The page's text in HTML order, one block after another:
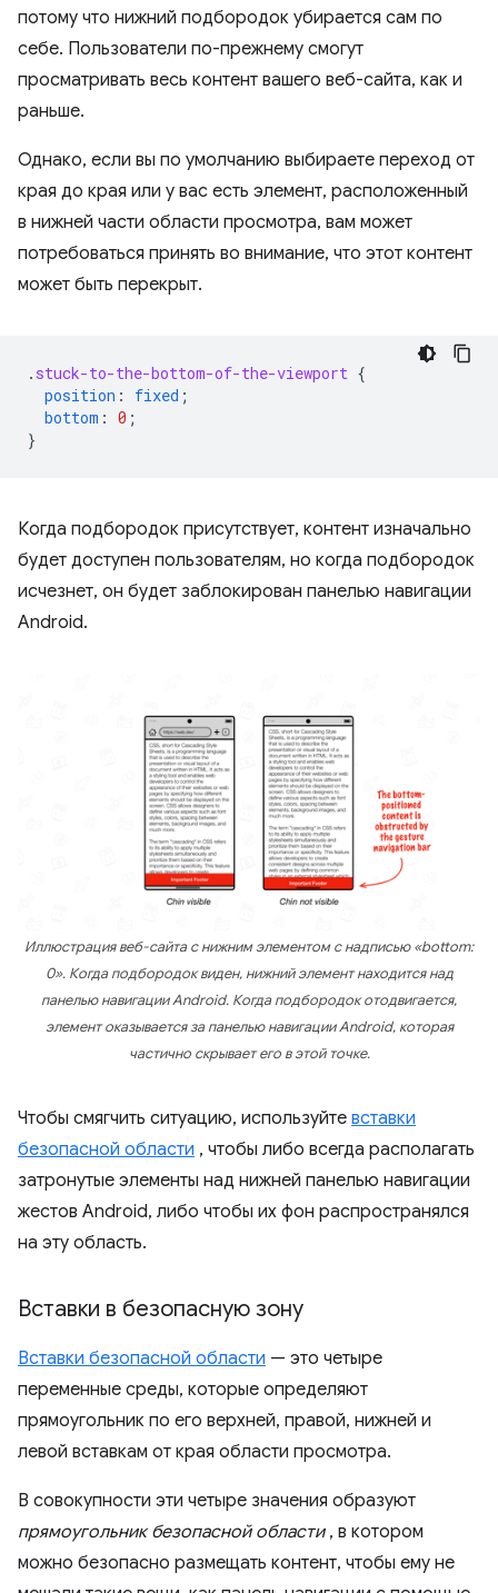
потому что нижний подбородок убирается сам по
себе. Пользователи по-прежнему смогут
просматривать весь контент вашего веб-сайта, как и
раньше.
Однако, если вы по умолчанию выбираете переход от
края до края или у вас есть элемент, расположенный
в нижней части области просмотра, вам может
потребоваться принять во внимание, что этот контент
может быть перекрыт.
. stuck-to-the-bottom-of-the-viewport {
position : fixed ;
bottom : 0 ;
}
Когда подбородок присутствует, контент изначально
будет доступен пользователям, но когда подбородок
исчезнет, ​​он будет заблокирован панелью навигации
Android.
Иллюстрация веб-сайта с нижним элементом с надписью «bottom:
0». Когда подбородок виден, нижний элемент находится над
панелью навигации Android. Когда подбородок отодвигается,
элемент оказывается за панелью навигации Android, которая
частично скрывает его в этой точке.
Чтобы смягчить ситуацию, используйте вставки
безопасной области , чтобы либо всегда располагать
затронутые элементы над нижней панелью навигации
жестов Android, либо чтобы их фон распространялся
на эту область.
Вставки в безопасную зону
Вставки безопасной области — это четыре
переменные среды, которые определяют
прямоугольник по его верхней, правой, нижней и
левой вставкам от края области просмотра.
В совокупности эти четыре значения образуют
прямоугольник безопасной области, в котором
можно безопасно размещать контент, чтобы ему не